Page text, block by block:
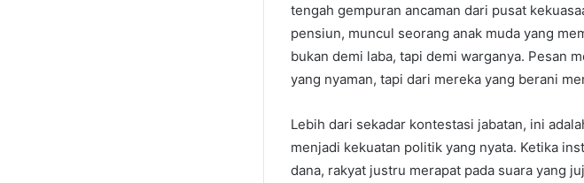
tengah gempuran ancaman dari pusat
pensiun, muncul seorang anak muda yang
bukan demi laba, tapi demi warganya. Pesan
yang nyaman, tapi dari mereka yang berani
Lebih dari sekadar kontestasi jabatan, ini
menjadi kekuatan politik yang nyata. Ketika
dana, rakyat justru merapat pada suara yang